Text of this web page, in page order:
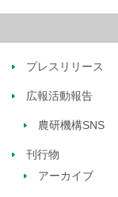
プレスリリース
広報活動報告
農研機構SNS
刊行物
アーカイブ